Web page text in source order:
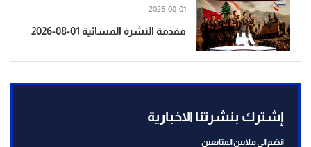
مقدمة النشرة المسائية 01-08-2026
2026-08-01
إشترك بنشرتنا الاخبارية
انضم الى ملايين المتابعين